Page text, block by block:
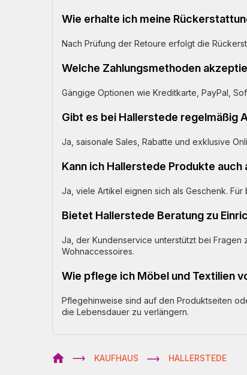
Wie erhalte ich meine
Nach Prüfung der Retoure erfolgt die
Welche Zahlungsmethoden
Gängige Optionen wie Kreditkarte, PayPal,
Gibt es bei Hallerstede regelmäßig
Ja, saisonale Sales, Rabatte und exklusive
Kann ich Hallerstede Produkte
Ja, viele Artikel eignen sich als Geschenk.
Bietet Hallerstede Beratung zu
Ja, der Kundenservice unterstützt bei Fragen
Wohnaccessoires.
Wie pflege ich Möbel und Textilien
Pflegehinweise sind auf den Produktseiten
die Lebensdauer zu verlängern.
KAUFHAUS HALLERSTEDE